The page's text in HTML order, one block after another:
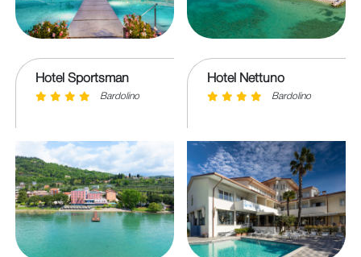
Hotel Sportsman
Bardolino
Hotel Nettuno
Bardolino